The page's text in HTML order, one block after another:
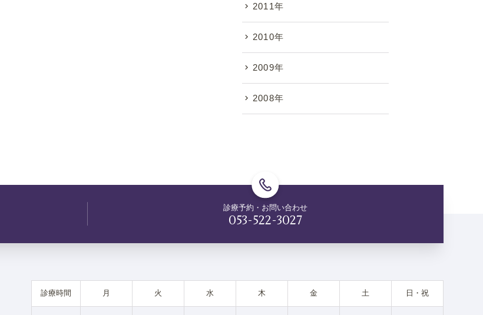
2011年
2010年
2009年
2008年
診療予約・お問い合わせ
053-522-3027
診療時間 月 火 水 木 金 土 日・祝